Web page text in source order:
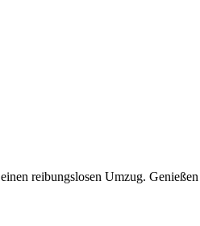
reibungslosen Umzug.